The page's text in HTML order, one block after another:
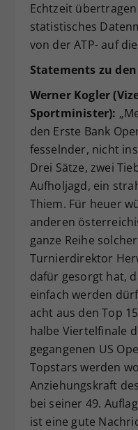
Echtzeit
statistisches
von der ATP- auf
Statements zu
Werner Kogler
Sportminister):
den Erste Bank
fesselnder, nicht
Drei Sätze, zwei
Aufholjagd, ein
Thiem. Für heuer
anderen
ganze Reihe
Turnierdirektor
dafür gesorgt hat,
einfach werden
acht aus den Top
halbe Viertelfinale
gegangenen US
Topstars werden
Anziehungskraft
bei seiner 49.
ist eine gute